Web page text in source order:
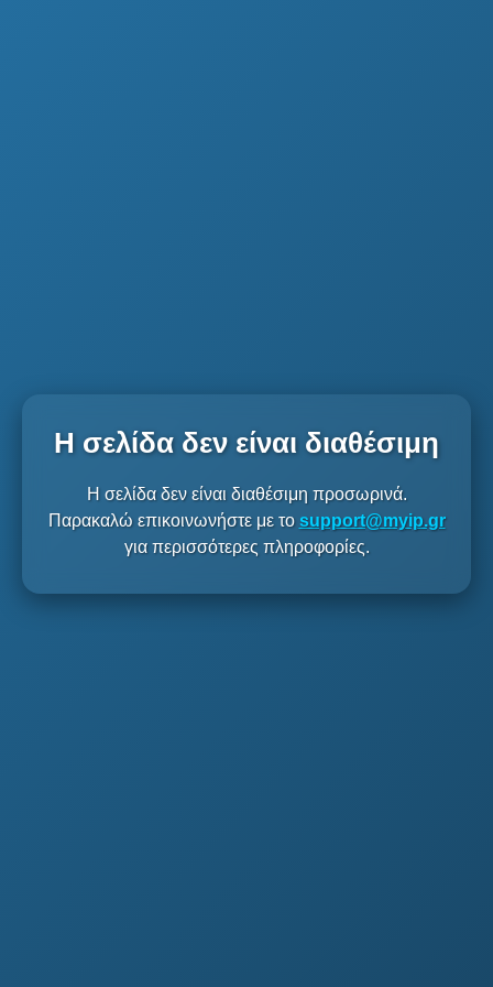
Η σελίδα δεν είναι διαθέσιμη
Η σελίδα δεν είναι διαθέσιμη προσωρινά.
Παρακαλώ επικοινωνήστε με το support@myip.gr
για περισσότερες πληροφορίες.